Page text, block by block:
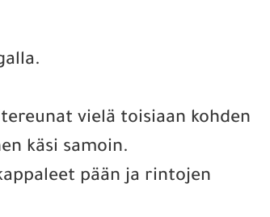
vielä toisiaan kohden
käsi samoin.
pään ja rintojen